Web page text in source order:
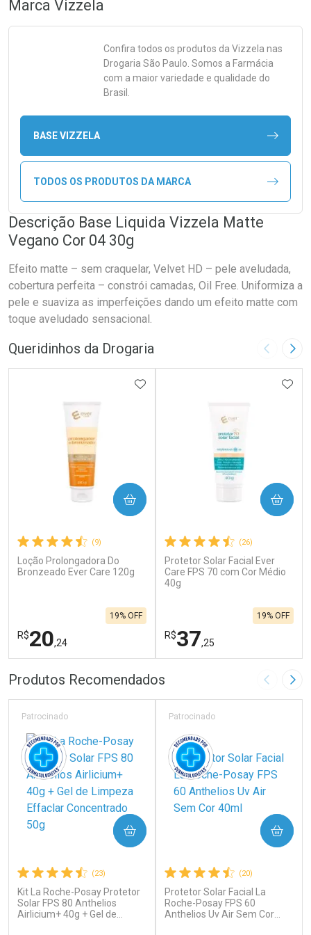
Marca Vizzela
Confira todos os produtos da Vizzela nas
Drogaria São Paulo. Somos a Farmácia
com a maior variedade e qualidade do
Brasil.
BASE VIZZELA
TODOS OS PRODUTOS DA MARCA
Descrição Base Liquida Vizzela Matte
Vegano Cor 04 30g
Efeito matte – sem craquelar, Velvet HD – pele aveludada,
cobertura perfeita – constrói camadas, Oil Free. Uniformiza a
pele e suaviza as imperfeições dando um efeito matte com
toque aveludado sensacional.
Queridinhos da Drogaria Imagem
(9)
Loção Prolongadora Do
Bronzeado Ever Care 120g
R$20,24
19% OFF
ADICIONAR AOS FAVORITOS
COMPRAR
FECHAR
Laboratório
Ativar Desconto
FECHAR
Por Menos
Comprar sem Desconto
(26)
Protetor Solar Facial Ever
Care FPS 70 com Cor Médio
40g
R$37,25
19% OFF
COMPRAR
Laboratório
Ativar Desconto
Por Menos
Comprar sem Desconto
Produtos Recomendados Imagem
(23)
Kit La Roche-Posay Protetor
Solar FPS 80 Anthelios
Airlicium+ 40g + Gel de
Patrocinado
COMPRAR
(20)
Protetor Solar Facial La
Roche-Posay FPS 60
Anthelios Uv Air Sem Cor
Patrocinado
COMPRAR